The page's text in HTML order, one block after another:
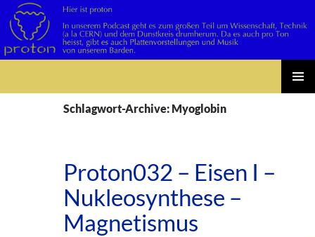
Schlagwort-Archive: Myoglobin
Proton032 – Eisen I –
Nukleosynthese –
Magnetismus